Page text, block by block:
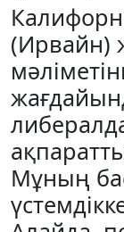
(Ирвайн)
Мұның